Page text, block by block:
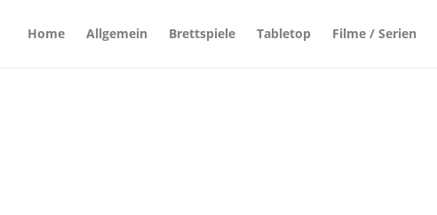
Home Allgemein Brettspiele Tabletop Filme / Serien